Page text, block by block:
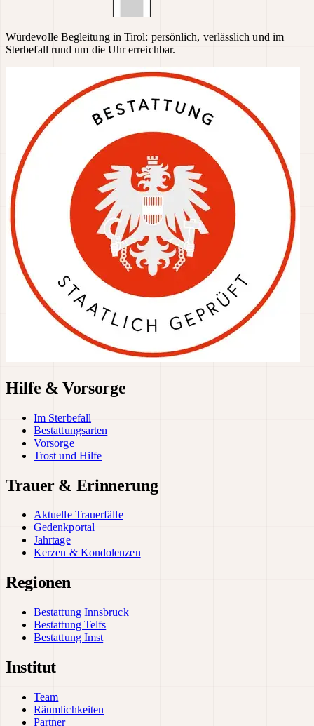
Würdevolle Begleitung in Tirol: persönlich, verlässlich und im
Sterbefall rund um die Uhr erreichbar.
Hilfe & Vorsorge
Im Sterbefall
Bestattungsarten
Vorsorge
Trost und Hilfe
Trauer & Erinnerung
Aktuelle Trauerfälle
Gedenkportal
Jahrtage
Kerzen & Kondolenzen
Regionen
Bestattung Innsbruck
Bestattung Telfs
Bestattung Imst
Institut
Team
Räumlichkeiten
Partner